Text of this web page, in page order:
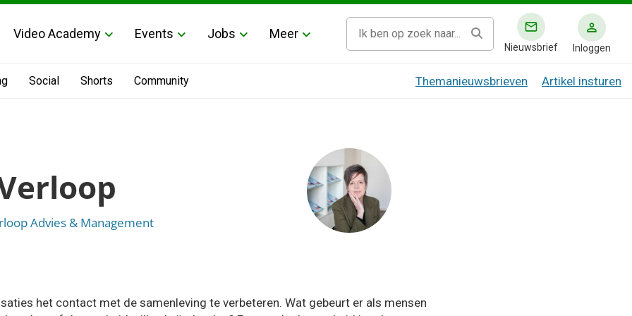
Video Academy Events Jobs Meer
Nieuwsbrief Inloggen
Social Shorts Community Themanieuwsbrieven Artikel insturen
Advies & Management
het contact met de samenleving te verbeteren. Wat gebeurt er als mensen